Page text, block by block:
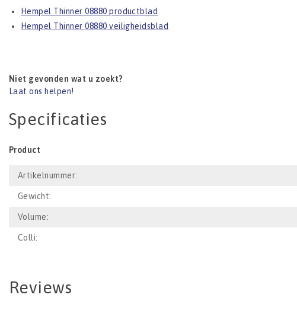
Hempel Thinner 08880 productblad
Hempel Thinner 08880 veiligheidsblad
Niet gevonden wat u zoekt?
Laat ons helpen!
Specificaties
Product
Artikelnummer:
Gewicht:
Volume:
Colli:
Reviews